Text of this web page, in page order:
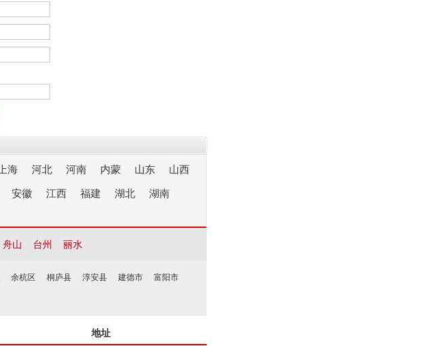
上海 河北 河南 内蒙 山东 山西
安徽 江西 福建 湖北 湖南
舟山 台州 丽水
余杭区 桐庐县 淳安县 建德市 富阳市
地址